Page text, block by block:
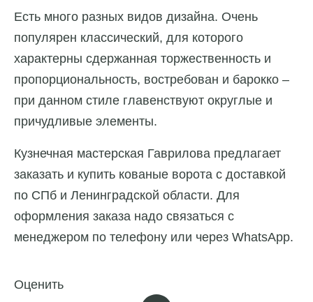
Есть много разных видов дизайна. Очень
популярен классический, для которого
характерны сдержанная торжественность и
пропорциональность, востребован и барокко –
при данном стиле главенствуют округлые и
причудливые элементы.
Кузнечная мастерская Гаврилова предлагает
заказать и купить кованые ворота с доставкой
по СПб и Ленинградской области. Для
оформления заказа надо связаться с
менеджером по телефону или через WhatsApp.
Оценить